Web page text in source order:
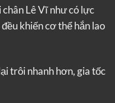
Lê Vĩ như có lực
khiến cơ thể hắn lao
trôi nhanh hơn, gia tốc